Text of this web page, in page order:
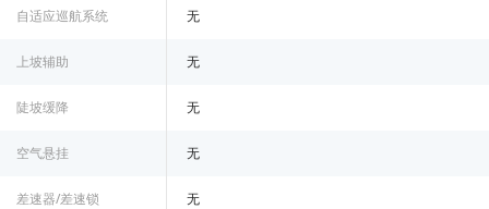
自适应巡航系统 无
上坡辅助 无
陡坡缓降 无
空气悬挂 无
差速器/差速锁 无